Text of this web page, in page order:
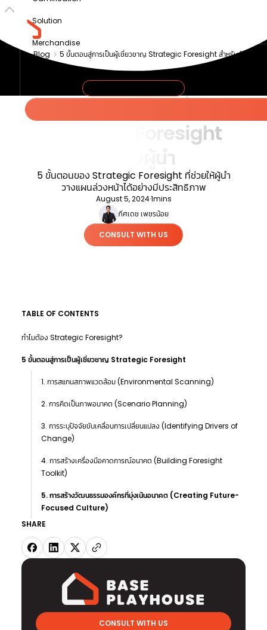
Solution
Merchandise
Blog 5 ขั้นตอนสู่การเป็นผู้เชี่ยวชาญ Strategic Foresight สำหรับผู้นำ
5 ขั้นตอนสู่การเป็นผู้เชี่ยวชาญ
Strategic Foresight
สำหรับผู้นำ
5 ขั้นตอนของ Strategic Foresight ที่ช่วยให้ผู้นำ
วางแผนล่วงหน้าได้อย่างมีประสิทธิภาพ
August 5, 2024·1mins
ภีศเดช เพชรน้อย
CONSULT WITH US
TABLE OF CONTENTS
ทำไมต้อง Strategic Foresight?
5 ขั้นตอนสู่การเป็นผู้เชี่ยวชาญ Strategic Foresight
1. การสแกนสภาพแวดล้อม (Environmental Scanning)
2. การคิดเป็นภาพอนาคต (Scenario Planning)
3. การระบุปัจจัยขับเคลื่อนการเปลี่ยนแปลง (Identifying Drivers of
Change)
4. การสร้างเครื่องมือคาดการณ์อนาคต (Building Foresight
Toolkit)
5. การสร้างวัฒนธรรมองค์กรที่มุ่งเน้นอนาคต (Creating Future-
Focused Culture)
SHARE
CONSULT WITH US